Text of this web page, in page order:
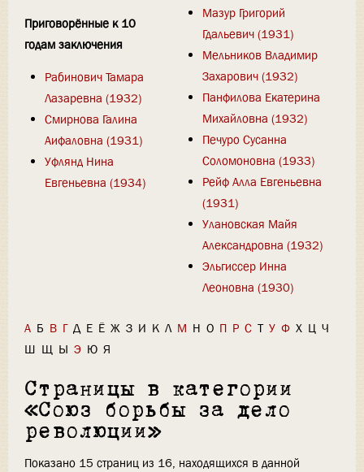
Приговорённые к 10
годам заключения
Рабинович Тамара
Лазаревна (1932)
Смирнова Галина
Аифаловна (1931)
Уфлянд Нина
Евгеньевна (1934)
Мазур Григорий
Гдальевич (1931)
Мельников Владимир
Захарович (1932)
Панфилова Екатерина
Михайловна (1932)
Печуро Сусанна
Соломоновна (1933)
Рейф Алла Евгеньевна
(1931)
Улановская Майя
Александровна (1932)
Эльгиссер Инна
Леоновна (1930)
А Б В Г Д Е Ё Ж З И К Л М Н О П Р С Т У Ф Х Ц Ч
Ш Щ Ы Э Ю Я
Страницы в категории
«Союз борьбы за дело
революции»
Показано 15 страниц из 16, находящихся в данной